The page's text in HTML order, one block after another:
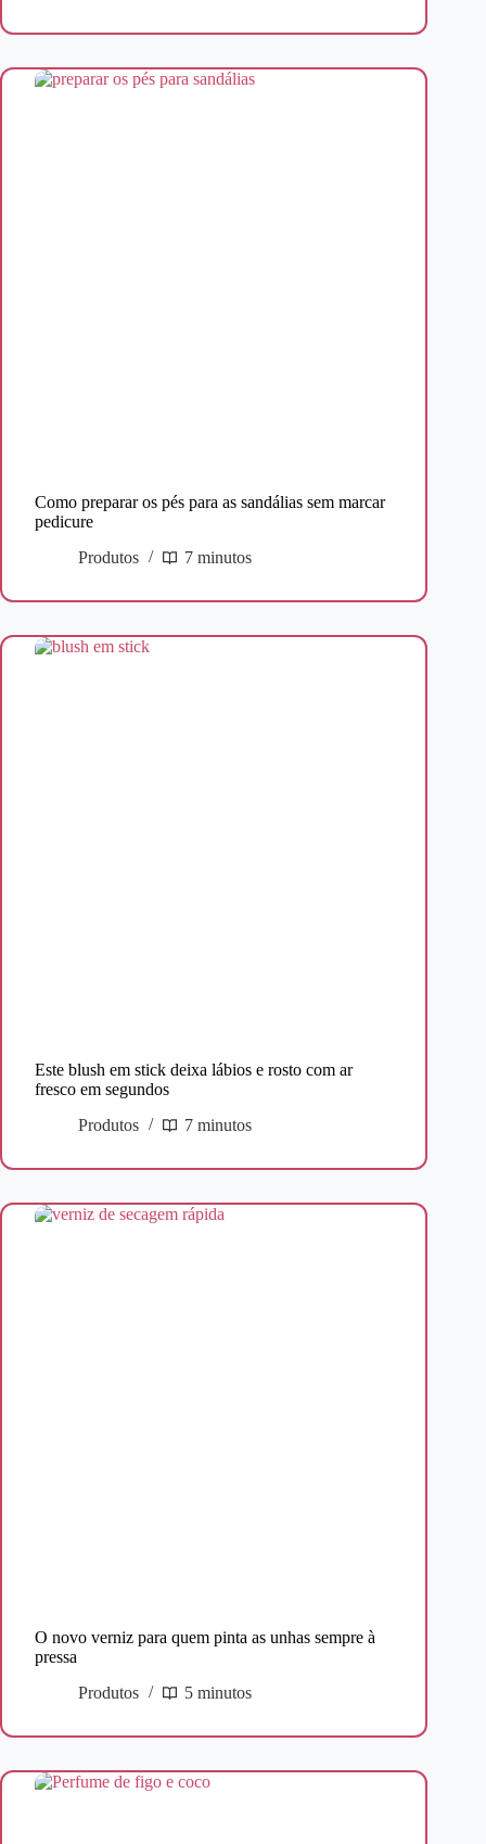
Como preparar os pés para as sandálias sem marcar
pedicure
Produtos
7 minutos
Este blush em stick deixa lábios e rosto com ar
fresco em segundos
Produtos
7 minutos
O novo verniz para quem pinta as unhas sempre à
pressa
Produtos
5 minutos